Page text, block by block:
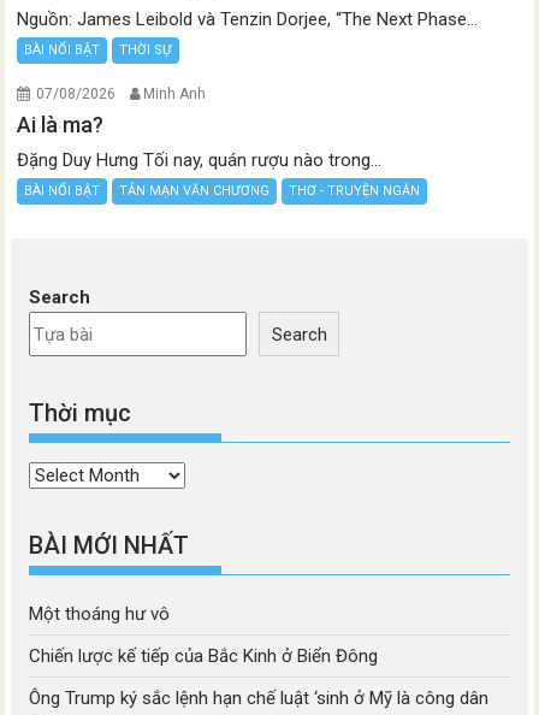
Nguồn: James Leibold và Tenzin Dorjee, “The Next Phase...
BÀI NỔI BẬT THỜI SỰ
07/08/2026 Minh Anh
Ai là ma?
Đặng Duy Hưng Tối nay, quán rượu nào trong...
BÀI NỔI BẬT TẢN MẠN VĂN CHƯƠNG THƠ - TRUYỆN NGẮN
Search
Search
Thời mục
Thời
BÀI MỚI NHẤT
Một thoáng hư vô
Chiến lược kế tiếp của Bắc Kinh ở Biển Đông
Ông Trump ký sắc lệnh hạn chế luật ‘sinh ở Mỹ là công dân